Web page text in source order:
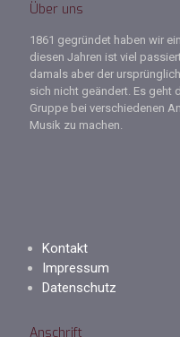
Über uns
1861 gegründet haben wir
diesen Jahren ist viel
damals aber der
sich nicht geändert. Es geht
Gruppe bei verschiedenen
Musik zu machen.
Kontakt
Impressum
Datenschutz
Anschrift